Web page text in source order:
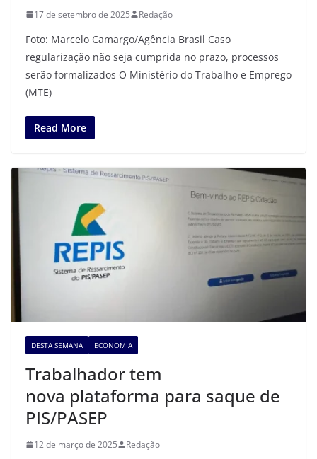
17 de setembro de 2025 Redação
Foto: Marcelo Camargo/Agência Brasil Caso
regularização não seja cumprida no prazo, processos
serão formalizados O Ministério do Trabalho e Emprego
(MTE)
Read More
DESTA SEMANA ECONOMIA
Trabalhador tem
nova plataforma para saque de
PIS/PASEP
12 de março de 2025 Redação